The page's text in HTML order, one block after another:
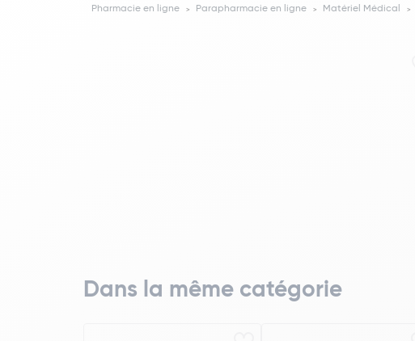
Pharmacie en ligne Parapharmacie en ligne Matériel Médical
Dans la même catégorie